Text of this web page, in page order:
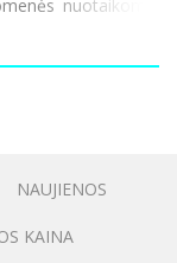
nuotaikoms,
todėl pasaulyje
NAUJIENOS
KAINA